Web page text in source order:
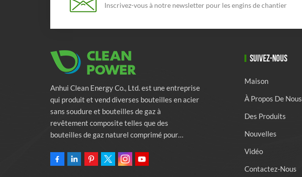
Inscrivez-vous à notre newsletter pour les engins de chantier
Anhui Clean Energy Co., Ltd. est une entreprise
qui produit et vend diverses bouteilles en acier
sans soudure et bouteilles de gaz à
revêtement composite telles que des
bouteilles de gaz naturel comprimé pour
des bouteilles de lutte contre l'incendie.
SUIVEZ-NOUS
Maison
À Propos De Nous
Des Produits
Nouvelles
Vidéo
Contactez-Nous